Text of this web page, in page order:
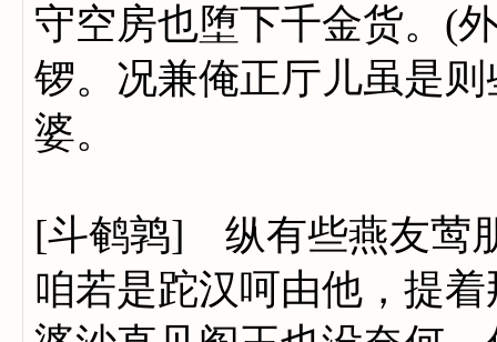
守空房也堕下千金货。(
锣。况兼俺正厅儿虽是
婆。
[斗鹌鹑] 纵有些燕友莺
咱若是跎汉呵由他，提